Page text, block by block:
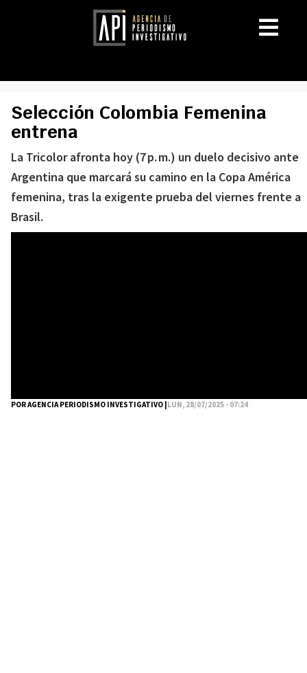
Selección Colombia Femenina
entrena
La Tricolor afronta hoy (7 p. m.) un duelo decisivo ante
Argentina que marcará su camino en la Copa América
femenina, tras la exigente prueba del viernes frente a
Brasil.
POR AGENCIA PERIODISMO INVESTIGATIVO | LUN, 28/07/2025 - 07:24